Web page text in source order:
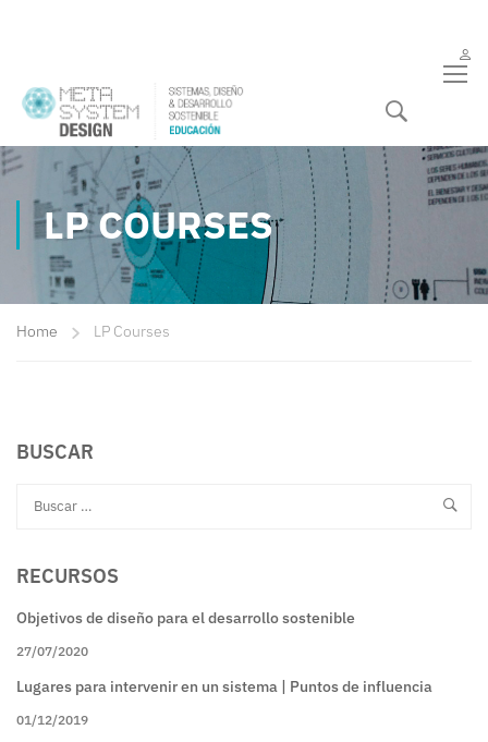
LP COURSES
Home LP Courses
BUSCAR
RECURSOS
Objetivos de diseño para el desarrollo sostenible
27/07/2020
Lugares para intervenir en un sistema | Puntos de influencia
01/12/2019